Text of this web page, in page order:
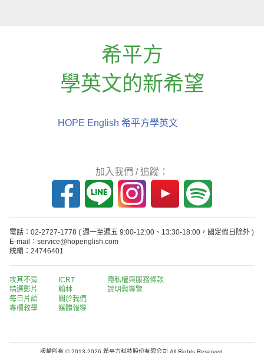
希平方
學英文的新希望
HOPE English 希平方學英文
加入我們 / 追蹤：
電話：02-2727-1778 ( 週一至週五 9:00-12:00、13:30-18:00，國定假日除外 )
E-mail：service@hopenglish.com
統編：24746401
攻其不背
精選影片
每日片語
專欄教學
ICRT
翰林
關於我們
媒體報導
隱私權與服務條款
說明與導覽
版權所有 © 2013-2026 希平方科技股份有限公司 All Rights Reserved.